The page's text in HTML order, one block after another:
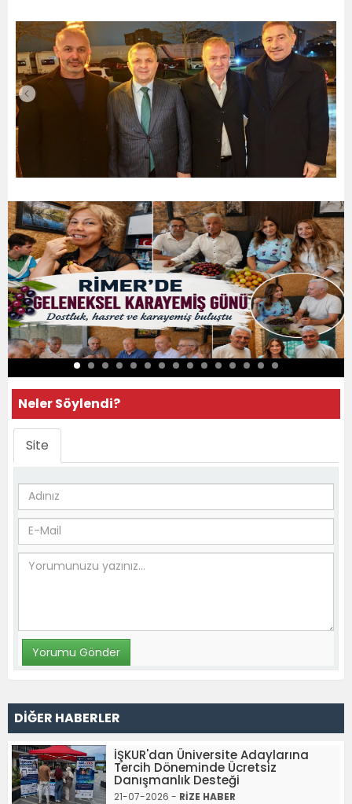
Neler Söylendi?
Site
DİĞER HABERLER
İŞKUR'dan Üniversite Adaylarına
Tercih Döneminde Ücretsiz
Danışmanlık Desteği
21-07-2026 - RİZE HABER